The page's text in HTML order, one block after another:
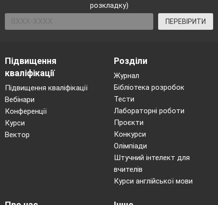
розкладку)
ПЕРЕВІРИТИ
Підвищення
кваліфікації
Підвищення кваліфікації
Вебінари
Конференції
Курси
Вектор
Розділи
Журнал
Бібліотека розробок
Тести
Лабораторні роботи
Проєкти
Конкурси
Олімпіади
Штучний інтелект для
вчителів
Курси англійської мови